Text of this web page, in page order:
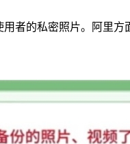
者的私密照片。阿里方